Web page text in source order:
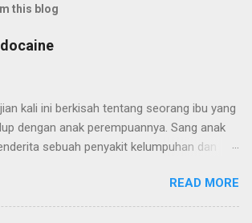
this blog
kali ini berkisah tentang seorang ibu yang
dengan anak perempuannya. Sang anak
sebuah penyakit kelumpuhan dan
pola pendidikan sang ibu yang terlalu
kepada sang anak hingga membatasi
READ MORE